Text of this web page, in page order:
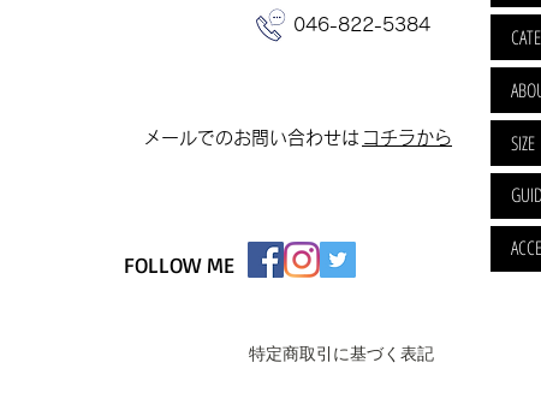
​メールでのお問い合わせは ​コチラから
046-822-5384
SIZE
FOLLOW ME
特定商取引に基づく表記